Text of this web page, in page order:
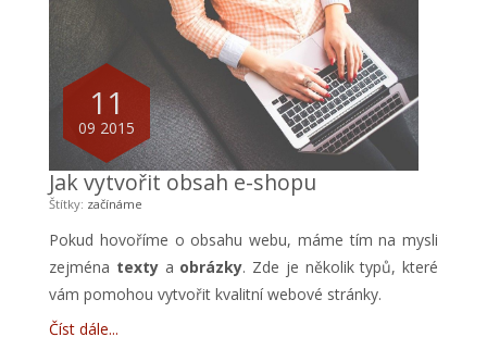
11
09 2015
Jak vytvořit obsah e-shopu
Štítky: začínáme
Pokud hovoříme o obsahu webu, máme tím na mysli
zejména textya obrázky. Zde je několik typů, které
vám pomohou vytvořit kvalitní webové stránky.
Číst dále